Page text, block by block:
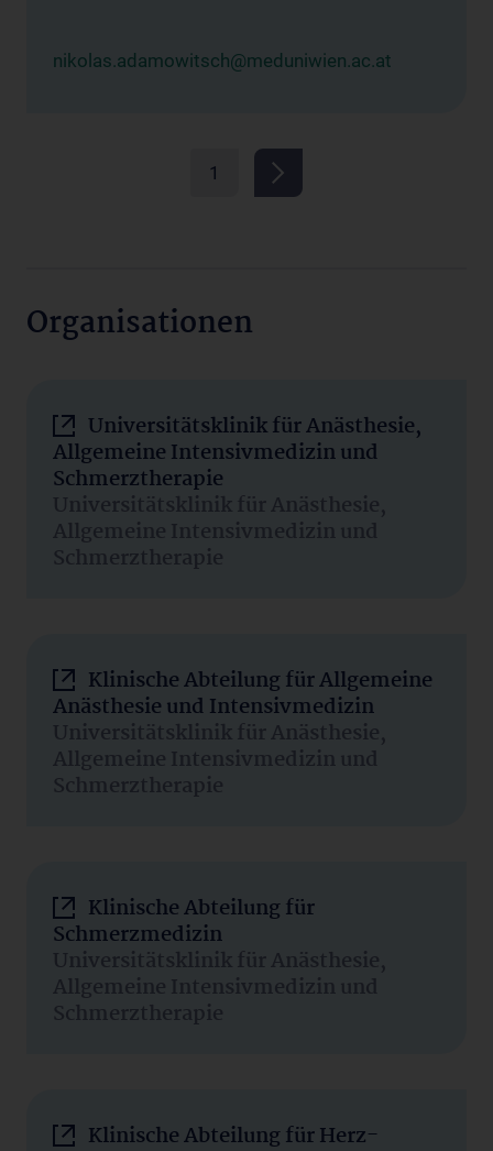
nikolas.adamowitsch@meduniwien.ac.at
1
Organisationen
Universitätsklinik für Anästhesie,
Allgemeine Intensivmedizin und
Schmerztherapie
Universitätsklinik für Anästhesie,
Allgemeine Intensivmedizin und
Schmerztherapie
Klinische Abteilung für Allgemeine
Anästhesie und Intensivmedizin
Universitätsklinik für Anästhesie,
Allgemeine Intensivmedizin und
Schmerztherapie
Klinische Abteilung für
Schmerzmedizin
Universitätsklinik für Anästhesie,
Allgemeine Intensivmedizin und
Schmerztherapie
Klinische Abteilung für Herz-